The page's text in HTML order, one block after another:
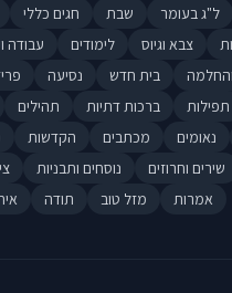
ל"ג בעומר שבת חגים כללי
צבא וגיוס לימודים עבודה
בית חדש נסיעה
תפילות ברכות דתיות תהילים
נאומים מכתבים הקדשות
שירים וחרוזים נוסחים ותבניות
אמרות
מזל טוב תודה